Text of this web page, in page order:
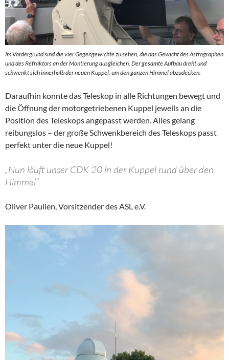
Im Vordergrund sind die vier Gegengewichte zu sehen, die das Gewicht des Astrographen
und des Refraktors an der Montierung ausgleichen. Der gesamte Aufbau dreht und
schwenkt sich innerhalb der neuen Kuppel, um den ganzen Himmel abzudecken.
Daraufhin konnte das Teleskop in alle Richtungen bewegt und
die Öffnung der motorgetriebenen Kuppel jeweils an die
Position des Teleskops angepasst werden. Alles gelang
reibungslos – der große Schwenkbereich des Teleskops passt
perfekt unter die neue Kuppel!
„Nun läuft unser CDK 20 in der Kuppel rund über den
Himmel“
Oliver Paulien, Vorsitzender des ASL e.V.